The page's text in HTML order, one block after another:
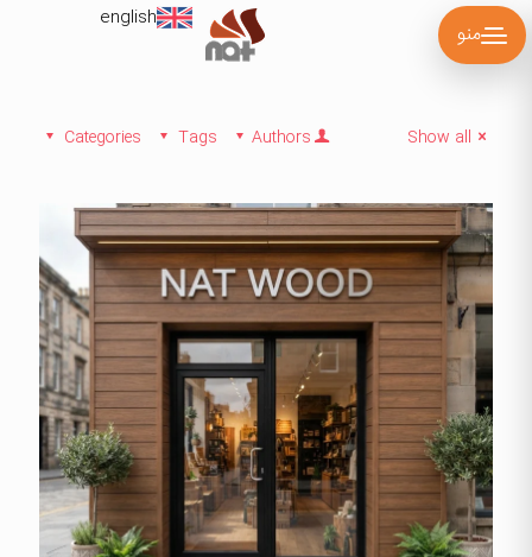
منو
english
Categories Tags Authors Show all